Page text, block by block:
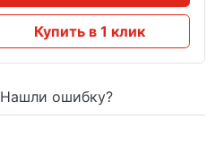
Купить в 1 клик
Нашли ошибку?